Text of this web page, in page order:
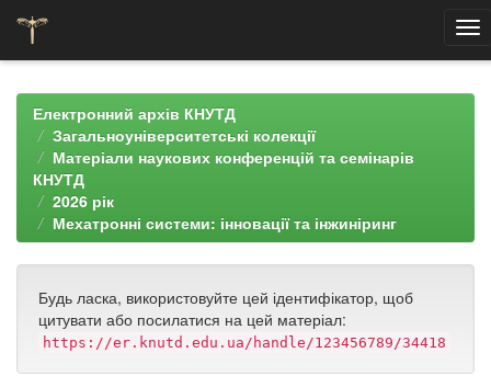
navigationЕлектронний архів КНУТД
Загальноуніверситетські колекції
Матеріали наукових конференцій та семінарів
КНУТД
2026 рік
Мехатронні системи: інновації та інжиніринг
Будь ласка, використовуйте цей ідентифікатор, щоб
цитувати або посилатися на цей матеріал:
https://er.knutd.edu.ua/handle/123456789/34418